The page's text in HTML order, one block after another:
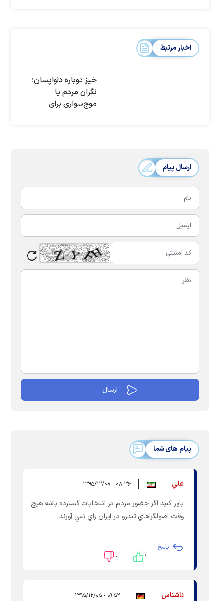
اخبار مرتبط
خیز دوباره دلواپسان؛
نگران مردم یا
موج‌سواری برای
ارسال پیام
پیام های شما
علي ۰۸:۳۶ - ۱۳۹۵/۱۲/۰۷
باور كنيد اگر حضور مردم در انتخابات گسترده باشه هيچ
وقت اصولگراهاي تندرو در ايران راي نمي آورند
پاسخ
۱ ۰
ناشناس ۰۹:۵۲ - ۱۳۹۵/۱۲/۰۵